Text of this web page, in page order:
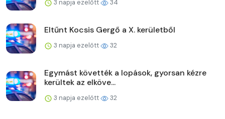
3 napja ezelőtt 34
Eltűnt Kocsis Gergő a X. kerületből
3 napja ezelőtt 32
Egymást követték a lopások, gyorsan kézre
kerültek az elköve...
3 napja ezelőtt 32